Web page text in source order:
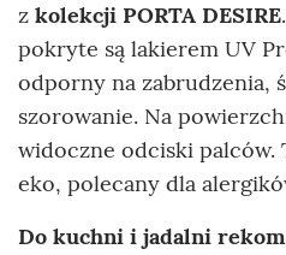
z kolekcji PORTA DESIRE
pokryte są lakierem UV
odporny na zabrudzenia,
szorowanie. Na
widoczne odciski palców.
eko, polecany dla
Do kuchni i jadalni